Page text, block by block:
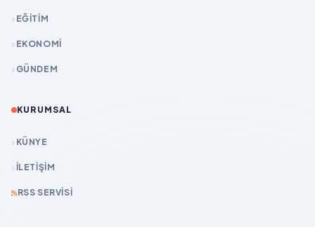
EĞİTİM
EKONOMİ
GÜNDEM
KURUMSAL
KÜNYE
İLETIŞIM
RSS SERVISI